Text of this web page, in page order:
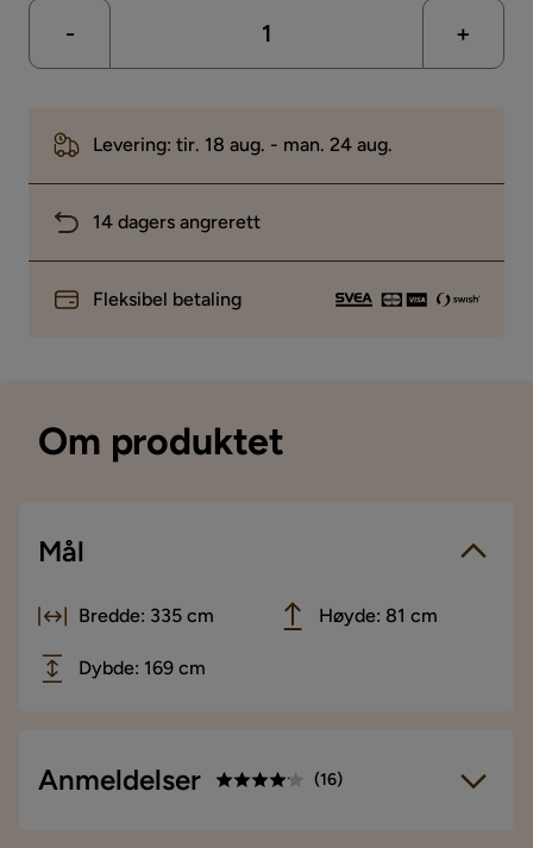
- +
Levering: tir. 18 aug. - man. 24 aug.
14 dagers angrerett
Fleksibel betaling
Om produktet
Mål
Bredde: 335 cm Høyde: 81 cm
Dybde: 169 cm
Anmeldelser (16)